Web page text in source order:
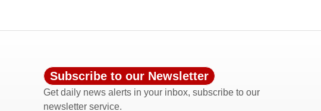
Subscribe to our Newsletter
Get daily news alerts in your inbox, subscribe to our
newsletter service.